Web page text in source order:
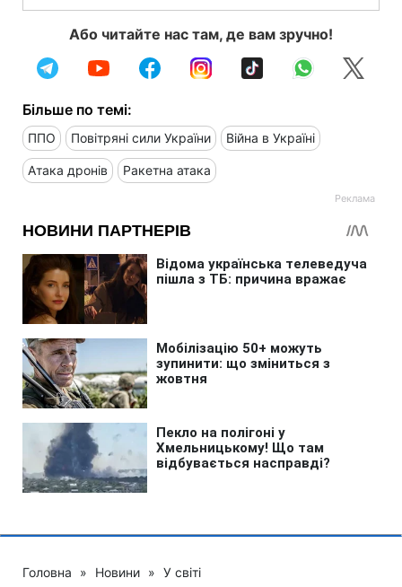
Або читайте нас там, де вам зручно!
Більше по темі:
ППО Повітряні сили України Війна в Україні
Атака дронів Ракетна атака
Головна » Новини » У світі